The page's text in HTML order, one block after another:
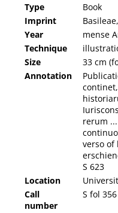
Type Book
Imprint
Year
mense
Technique
Size
33 cm
Annotation
rerum
verso of
S 623
Location
Call
number
S fol